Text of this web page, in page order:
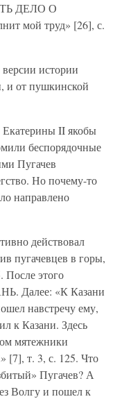
ДЕЛО О
мой труд» [26], с.
истории
и от пушкинской
Екатерины II якобы
беспорядочные
Пугачев
Но почему-то
направлено
действовал
пугачевцев в горы,
После этого
Далее: «К Казани
навстречу ему,
Казани. Здесь
мятежники
т. 3, с. 125. Что
Пугачев? А
Волгу и пошел к